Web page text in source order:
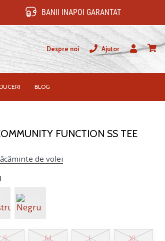
BANII INAPOI GARANTAT
Despre noi
Ajutor
Utilizator
BLOG
FUNCTION SS TEE
de volei
S M L XL